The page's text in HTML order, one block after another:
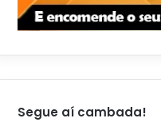
Segue aí cambada!